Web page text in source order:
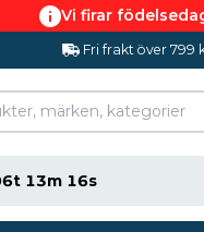
Vi firar
Fri frakt över 799
13m 16s